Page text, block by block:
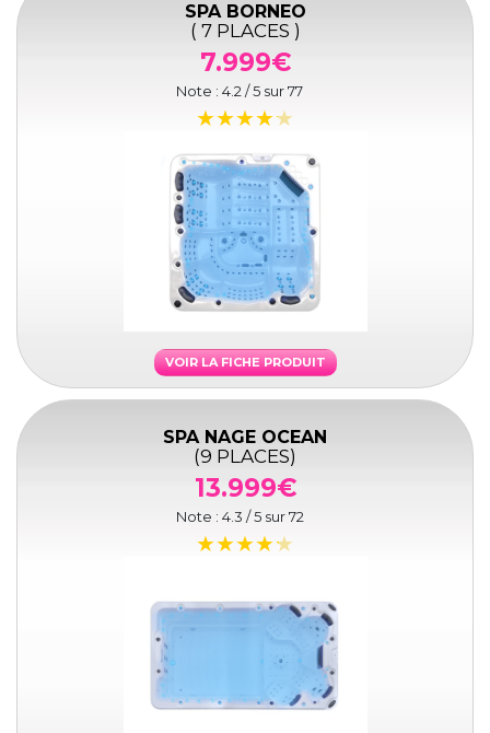
SPA BORNEO
( 7 PLACES )
7.999€
Note : 4.2 / 5 sur77
VOIR LA FICHE PRODUIT
SPA NAGE OCEAN
(9 PLACES)
13.999€
Note : 4.3 / 5 sur72